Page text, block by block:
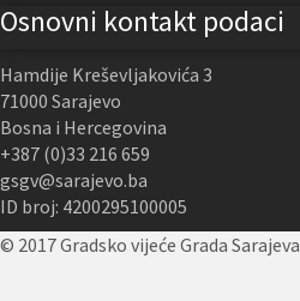
Osnovni kontakt podaci
Hamdije Kreševljakovića 3
71000 Sarajevo
Bosna i Hercegovina
+387 (0)33 216 659
gsgv@sarajevo.ba
ID broj: 4200295100005
© 2017 Gradsko vijeće Grada Sarajeva